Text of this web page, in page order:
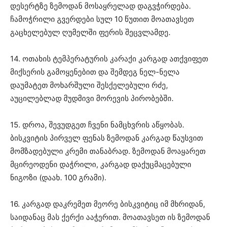
დესერტზე ზემოდან მოსაყრელად დაგვჭირდება.
ჩამოჭრილი გვერდები სულ 10 წუთით მოათავსეთ
გაცხელებულ ღუმელში ფერის შეცვლამდე.
14. ოთახის ტემპერატურის კარაქი კარგად ათქვიფეთ
მიქსერის გამოყენებით და შემდეგ ნელ-ნელა
დაუმატეთ მოხარშული შესქელებული რძე,
აუცილებლად მუდმივი მორევის პირობებში.
15. დროა, შევუდგეთ ჩვენი ნამცხვრის აწყობას.
ბისკვიტის პირველ ფენას ზემოდან კარგად წაუსვით
მომზადებული კრემი თანაბრად. ზემოდან მოაყარეთ
მცირეოდენი დაჭრილი, კარგად დაქუცმაცებული
ნიგოზი (დაახ. 100 გრამი).
16. კარგად დაკრემეთ მეორე ბისკვიტიც იმ მხრიდან,
საიდანაც მას ქერქი ააჭერით. მოათავსეთ ის ზემოდან